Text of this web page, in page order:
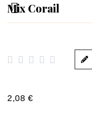
Mix Corail
    
2,08 €